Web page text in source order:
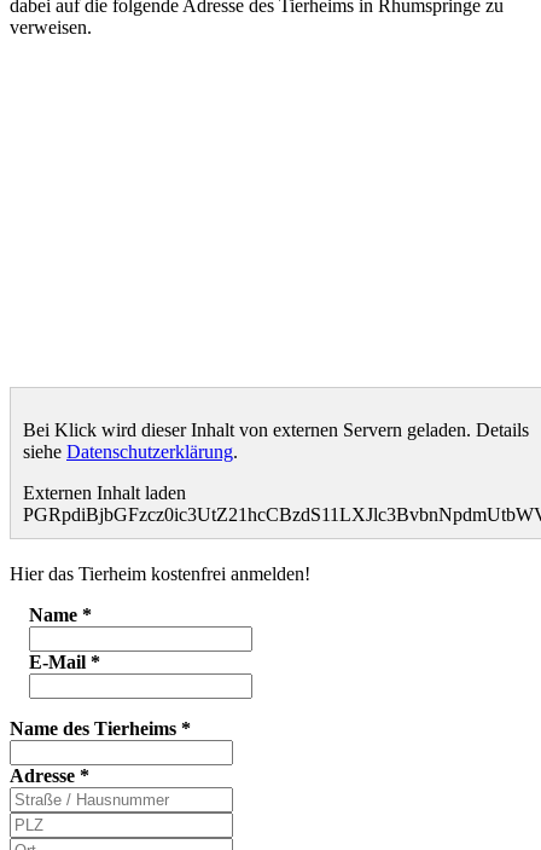
dabei auf die folgende Adresse des Tierheims in Rhumspringe zu
verweisen.
Bei Klick wird dieser Inhalt von externen Servern geladen. Details
siehe Datenschutzerklärung.
Externen Inhalt laden
Hier das Tierheim kostenfrei anmelden!
Name *
E-Mail *
Name des Tierheims *
Adresse *